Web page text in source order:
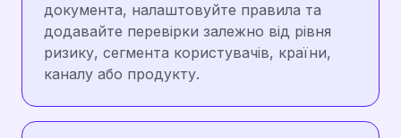
документа, налаштовуйте правила та
додавайте перевірки залежно від рівня
ризику, сегмента користувачів, країни,
каналу або продукту.